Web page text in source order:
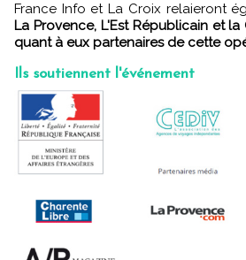
France Info et La Croix relaieront
La Provence, L'Est Républicain et
quant à eux partenaires de cette
Ils soutiennent l'événement